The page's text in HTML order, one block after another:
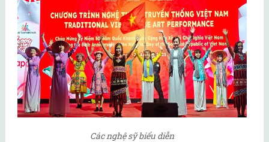
Các nghệ sỹ biểu diễn